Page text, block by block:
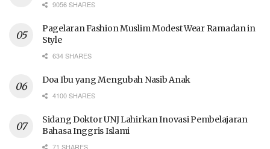
9056 SHARES
Pagelaran Fashion Muslim Modest Wear Ramadan in
Style
634 SHARES
Doa Ibu yang Mengubah Nasib Anak
4100 SHARES
Sidang Doktor UNJ Lahirkan Inovasi Pembelajaran
Bahasa Inggris Islami
71 SHARES